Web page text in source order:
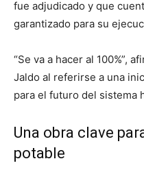
fue adjudicado y que
garantizado para su
“Se va a hacer al 100%”,
Jaldo al referirse a una
para el futuro del sistema
Una obra clave
potable